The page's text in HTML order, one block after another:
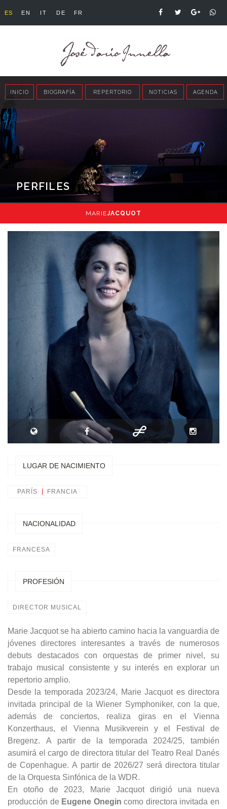
ES EN IT DE FR
INICIO BIOGRAFÍA REPERTORIO NOTICIAS AGENDA
PERFILES
MARIEJACQUOT
LUGAR DE NACIMIENTO
PARÍS FRANCIA
NACIONALIDAD
FRANCESA
PROFESIÓN
DIRECTOR MUSICAL
Marie Jacquot se ha abierto camino hacia la vanguardia de
jóvenes directores interesantes a través de numerosos
debuts destacados con orquestas de primer nivel, su
trabajo musical consistente y su interés en explorar un
repertorio amplio.
Desde la temporada 2023/24, Marie Jacquot es directora
invitada principal de la Wiener Symphoniker, con la que,
además de conciertos, realiza giras en el Vienna
Konzerthaus, el Vienna Musikverein y el Festival de
Bregenz. A partir de la temporada 2024/25, también
asumirá el cargo de directora titular del Teatro Real Danés
de Copenhague. A partir de 2026/27 será directora titular
de la Orquesta Sinfónica de la WDR.
En otoño de 2023, Marie Jacquot dirigió una nueva
producción de Eugene Onegin como directora invitada en